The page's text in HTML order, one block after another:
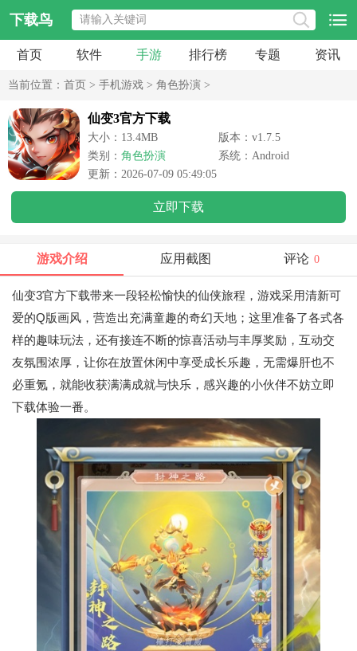
下载鸟
首页 软件 手游 排行榜 专题 资讯
当前位置： 首页 > 手机游戏 > 角色扮演 >
仙变3官方下载
大小：13.4MB
版本：v1.7.5
类别： 角色扮演
系统：Android
更新：2026-07-09 05:49:05
立即下载
游戏介绍 应用截图 评论 0
仙变3官方下载带来一段轻松愉快的仙侠旅程，游戏采用清新可
爱的Q版画风，营造出充满童趣的奇幻天地；这里准备了各式各
样的趣味玩法，还有接连不断的惊喜活动与丰厚奖励，互动交
友氛围浓厚，让你在放置休闲中享受成长乐趣，无需爆肝也不
必重氪，就能收获满满成就与快乐，感兴趣的小伙伴不妨立即
下载体验一番。